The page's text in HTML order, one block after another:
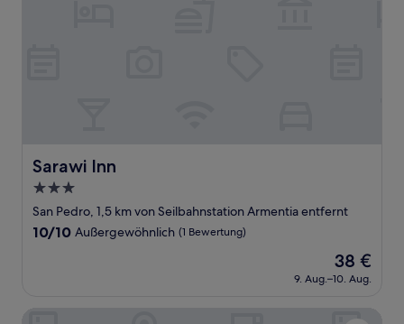
Sarawi Inn
Sarawi Inn
3.0-
Sterne-
Unterkunft
San Pedro, 1,5 km von Seilbahnstation Armentia entfernt
10.0
Bewertung)
10/10 Außergewöhnlich (1 Bewertung)
Der
Preis
beträgt
38 €
9. Aug.–10. Aug.